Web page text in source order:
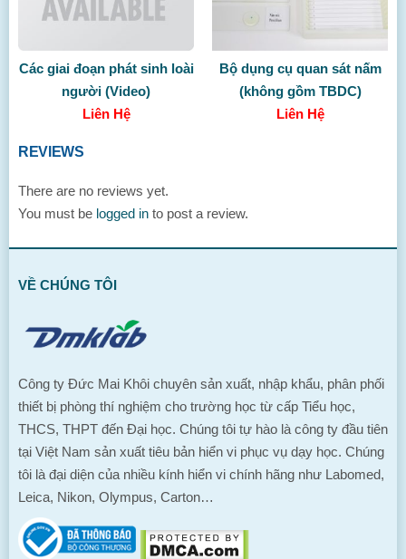
Các giai đoạn phát sinh loài
người (Video)
Liên Hệ
Bộ dụng cụ quan sát nấm
(không gồm TBDC)
Liên Hệ
REVIEWS
There are no reviews yet.
You must be logged in to post a review.
VỀ CHÚNG TÔI
Công ty Đức Mai Khôi chuyên sản xuất, nhập khẩu, phân phối
thiết bị phòng thí nghiệm cho trường học từ cấp Tiểu học,
THCS, THPT đến Đại học. Chúng tôi tự hào là công ty đầu tiên
tại Việt Nam sản xuất tiêu bản hiển vi phục vụ dạy học. Chúng
tôi là đại diện của nhiều kính hiển vi chính hãng như Labomed,
Leica, Nikon, Olympus, Carton…